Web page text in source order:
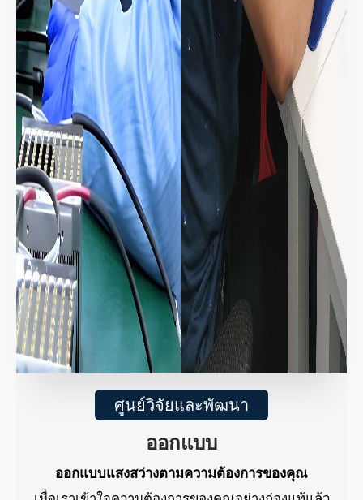
ศูนย์วิจัยและพัฒนา
ออกแบบ
ออกแบบแสงสว่างตามความต้องการของคุณ